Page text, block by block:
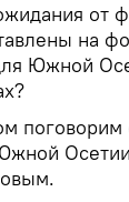
от
на
Южной
поговорим